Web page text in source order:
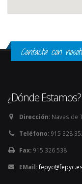
Contacta con
¿Dónde Estamos?
Dirección: Navas de
Teléfono: 915 328
Fax: 915 326 538
EMail:fepyc@fepyc.es